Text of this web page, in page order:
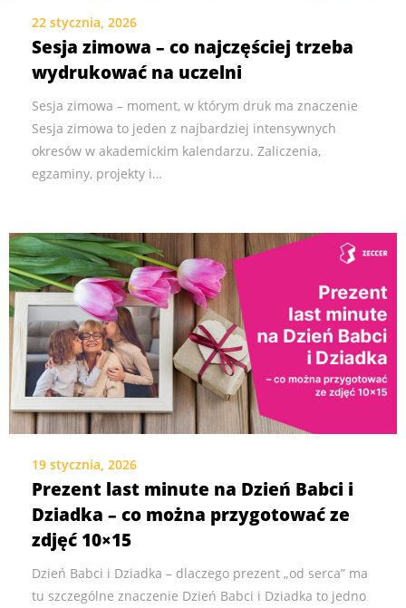
22 stycznia, 2026
Sesja zimowa – co najczęściej trzeba
wydrukować na uczelni
Sesja zimowa – moment, w którym druk ma znaczenie
Sesja zimowa to jeden z najbardziej intensywnych
okresów w akademickim kalendarzu. Zaliczenia,
egzaminy, projekty i…
19 stycznia, 2026
Prezent last minute na Dzień Babci i
Dziadka – co można przygotować ze
zdjęć 10×15
Dzień Babci i Dziadka – dlaczego prezent „od serca” ma
tu szczególne znaczenie Dzień Babci i Dziadka to jedno